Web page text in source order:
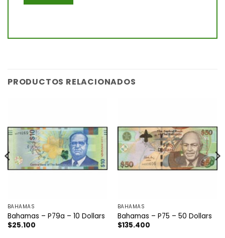
PRODUCTOS RELACIONADOS
BAHAMAS
Bahamas – P79a – 10 Dollars
$25.100
BAHAMAS
Bahamas – P75 – 50 Dollars
$135.400